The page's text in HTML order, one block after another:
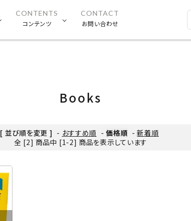
CONTENTS
コンテンツ
CONTACT
お問い合わせ
Books
[ 並び順を変更 ] - おすすめ順 -価格順 -新着順
全 [2] 商品中 [1-2] 商品を表示しています